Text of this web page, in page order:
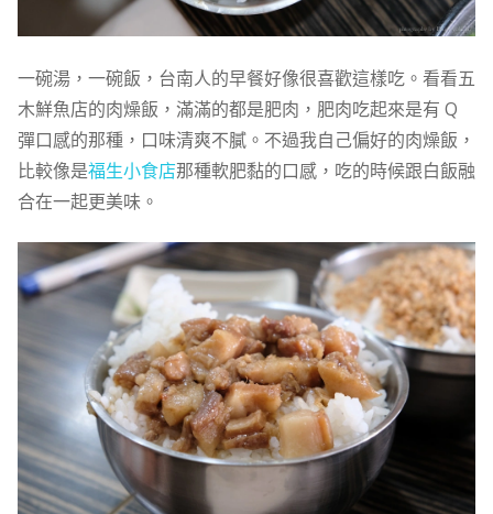
一碗湯，一碗飯，台南人的早餐好像很喜歡這樣吃。看看五
木鮮魚店的肉燥飯，滿滿的都是肥肉，肥肉吃起來是有 Q
彈口感的那種，口味清爽不膩。不過我自己偏好的肉燥飯，
比較像是福生小食店那種軟肥黏的口感，吃的時候跟白飯融
合在一起更美味。